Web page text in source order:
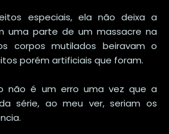
especiais, ela não deixa a
uma parte de um massacre na
corpos mutilados beiravam o
porém artificiais que foram.
não é um erro uma vez que a
série, ao meu ver, seriam os